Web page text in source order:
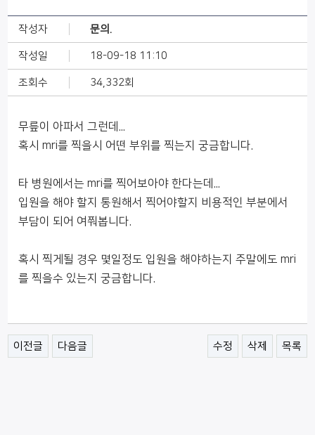
작성자 문의.
작성일 18-09-18 11:10
조회수 34,332회
무릎이 아파서 그런데...
혹시 mri를 찍을시 어떤 부위를 찍는지 궁금합니다.
타 병원에서는 mri를 찍어보아야 한다는데...
입원을 해야 할지 통원해서 찍어야할지 비용적인 부분에서
부담이 되어 여쭤봅니다.
혹시 찍게될 경우 몇일정도 입원을 해야하는지 주말에도 mri
를 찍을수 있는지 궁금합니다.
이전글 다음글 목록
수정 삭제